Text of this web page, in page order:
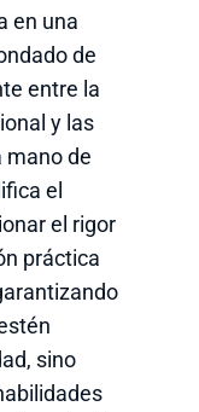
en una
de
entre la
y las
mano de
el
el rigor
práctica
sino